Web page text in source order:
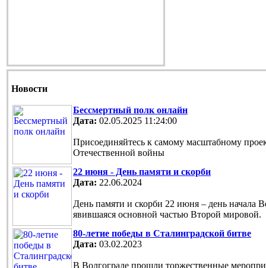
Новости
Бессмертный полк онлайн
Дата: 02.05.2025 11:24:00
Присоединяйтесь к самому масштабному
Отечественной войны
22 июня - День памяти и скорби
Дата: 22.06.2024
День памяти и скорби 22 июня – день начала
явившаяся основной частью Второй мировой.
80-летие победы в Сталинградской битве
Дата: 03.02.2023
В Волгограде прошли торжественные